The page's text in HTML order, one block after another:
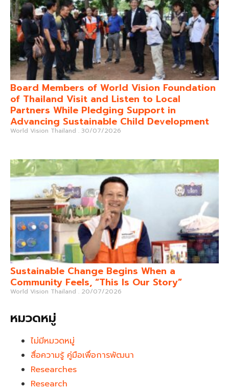
Board Members of World Vision Foundation
of Thailand Visit and Listen to Local
Partners While Pledging Support in
Advancing Sustainable Child Development
World Vision Thailand 30/07/2026
Sustainable Change Begins When a
Community Feels, “This Is Our Story”
World Vision Thailand 20/07/2026
หมวดหมู่
ไม่มีหมวดหมู่
สื่อความรู้ คู่มือเพื่อการพัฒนา
Researches
Research